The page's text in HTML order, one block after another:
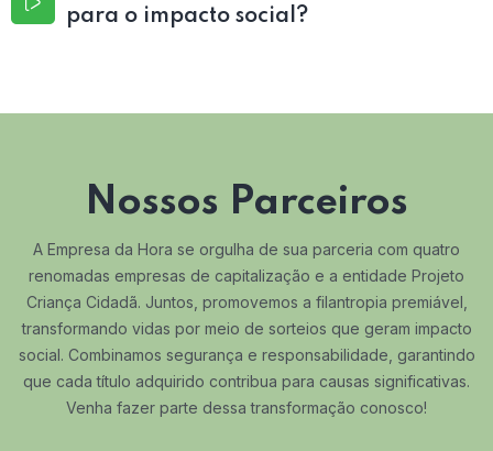
para o impacto social?
Nossos Parceiros
A Empresa da Hora se orgulha de sua parceria com quatro
renomadas empresas de capitalização e a entidade Projeto
Criança Cidadã. Juntos, promovemos a filantropia premiável,
transformando vidas por meio de sorteios que geram impacto
social. Combinamos segurança e responsabilidade, garantindo
que cada título adquirido contribua para causas significativas.
Venha fazer parte dessa transformação conosco!